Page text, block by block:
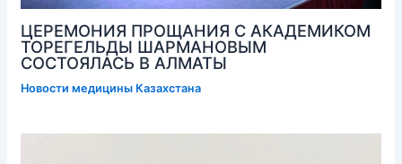
ЦЕРЕМОНИЯ ПРОЩАНИЯ С АКАДЕМИКОМ
ТОРЕГЕЛЬДЫ ШАРМАНОВЫМ
СОСТОЯЛАСЬ В АЛМАТЫ
Новости медицины Казахстана